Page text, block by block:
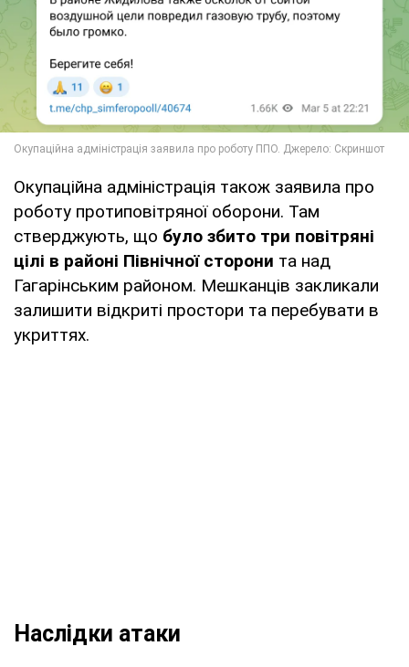
Окупаційна адміністрація також заявила про
роботу протиповітряної оборони. Там
стверджують, що було збито три повітряні
цілі в районі Північної сторони та над
Гагарінським районом. Мешканців закликали
залишити відкриті простори та перебувати в
укриттях.
Наслідки атаки